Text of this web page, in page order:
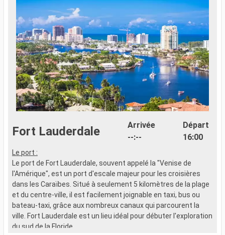
Fort Lauderdale
Arrivée
--:--
Départ
16:00
Le port :
Le port de Fort Lauderdale, souvent appelé la "Venise de
l'Amérique", est un port d'escale majeur pour les croisières
dans les Caraïbes. Situé à seulement 5 kilomètres de la plage
et du centre-ville, il est facilement joignable en taxi, bus ou
bateau-taxi, grâce aux nombreux canaux qui parcourent la
ville. Fort Lauderdale est un lieu idéal pour débuter l'exploration
du sud de la Floride.